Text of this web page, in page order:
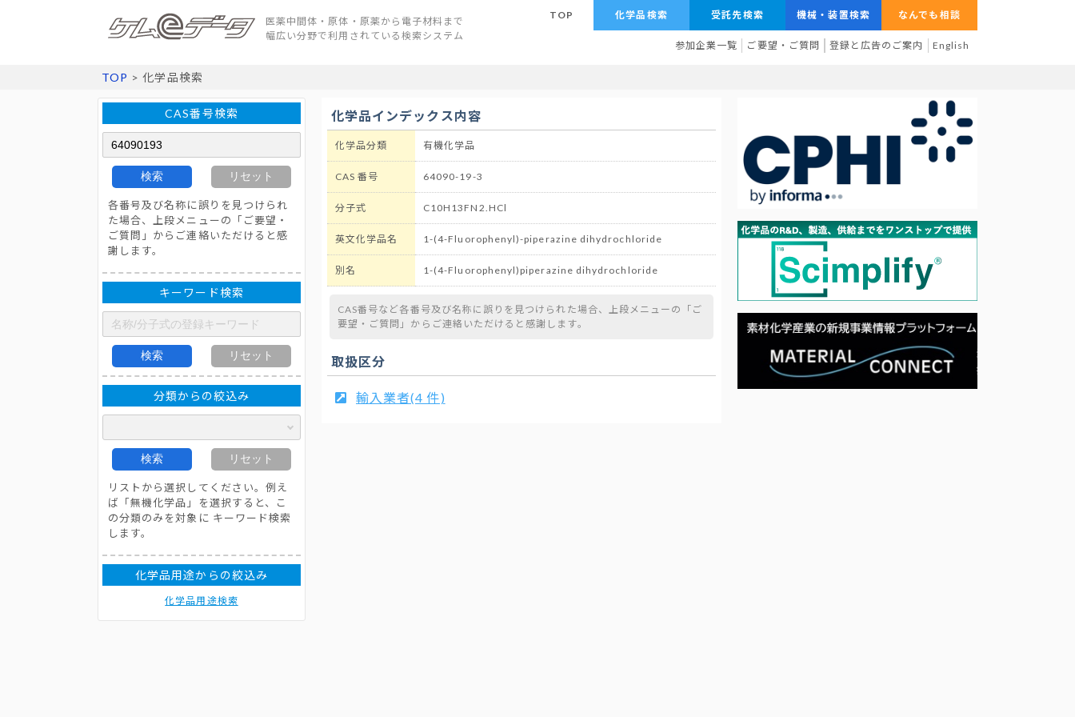
医薬中間体・原体・原薬から電子材料まで
幅広い分野で利用されている検索システム
TOP 化学品検索 受託先検索 機械・装置検索 なんでも相談
参加企業一覧 ご要望・ご質問 登録と広告のご案内 English
TOP > 化学品検索
CAS番号検索
検索 リセット
各番号及び名称に誤りを見つけられ
た場合、上段メニューの「ご要望・
ご質問」からご連絡いただけると感
謝します。
キーワード検索
検索 リセット
分類からの絞込み
検索 リセット
リストから選択してください。例え
ば「無機化学品」を選択すると、こ
の分類のみを対象に キーワード検索
します。
化学品用途からの絞込み
化学品用途検索
化学品インデックス内容
化学品分類 有機化学品
CAS 番号 64090-19-3
分子式 C10H13FN2.HCl
英文化学品名 1-(4-Fluorophenyl)-piperazine dihydrochloride
別名 1-(4-Fluorophenyl)piperazine dihydrochloride
CAS番号など各番号及び名称に誤りを見つけられた場合、上段メニューの「ご
要望・ご質問」からご連絡いただけると感謝します。
取扱区分
輸入業者(4 件)